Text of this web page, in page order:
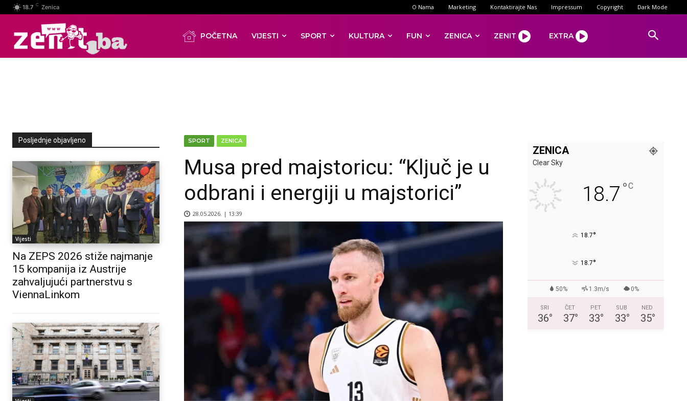
18.7 C Zenica O Nama Marketing Kontaktirajte Nas Impressum Copyright Dark Mode
POČETNA VIJESTI SPORT KULTURA FUN ZENICA ZENIT EXTRA
Posljednje objavljeno
Vijesti
Na ZEPS 2026 stiže najmanje
15 kompanija iz Austrije
zahvaljujući partnerstvu s
ViennaLinkom
SPORT ZENICA
Musa pred majstoricu: “Ključ je u
odbrani i energiji u majstorici”
28.05.2026. | 13:39
ZENICA
Clear Sky
18.7 °C
18.7°
18.7°
50% 1.3m/s 0%
SRI
36°
ČET
37°
PET
33°
SUB
33°
NED
35°